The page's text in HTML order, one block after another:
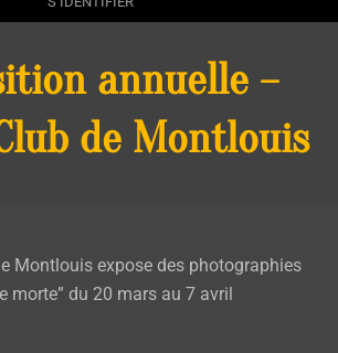
annuelle –
de Montlouis
Montlouis expose des photographies
morte” du 20 mars au 7 avril